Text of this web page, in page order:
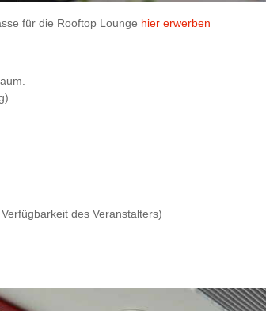
für die Rooftop Lounge hier erwerben
des Veranstalters)